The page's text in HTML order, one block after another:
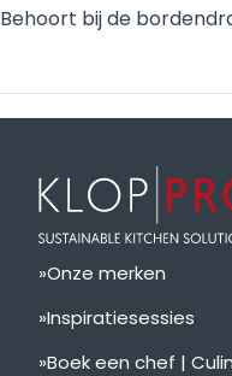
Behoort bij de
Onze merken
Inspiratiesessies
Boek een chef |